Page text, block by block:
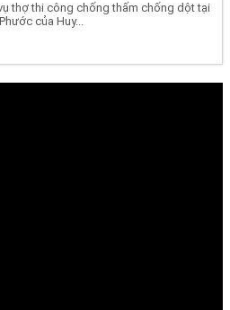
thợ thi công chống thấm chống dột tại
của Huy...